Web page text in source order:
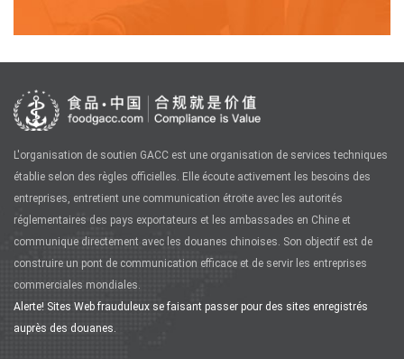
L'organisation de soutien GACC est une organisation de services techniques
établie selon des règles officielles. Elle écoute activement les besoins des
entreprises, entretient une communication étroite avec les autorités
réglementaires des pays exportateurs et les ambassades en Chine et
communique directement avec les douanes chinoises. Son objectif est de
construire un pont de communication efficace et de servir les entreprises
commerciales mondiales.
Alerte! Sites Web frauduleux se faisant passer pour des sites enregistrés
auprès des douanes.